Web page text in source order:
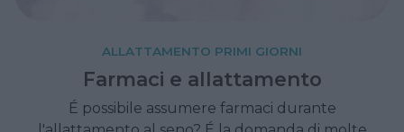
ALLATTAMENTO PRIMI GIORNI
Farmaci e allattamento
É possibile assumere farmaci durante